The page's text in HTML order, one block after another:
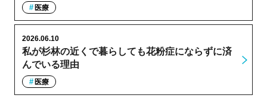
医療
私が杉林の近くで暮らしても花粉症にならずに済
んでいる理由
2026.06.10
医療